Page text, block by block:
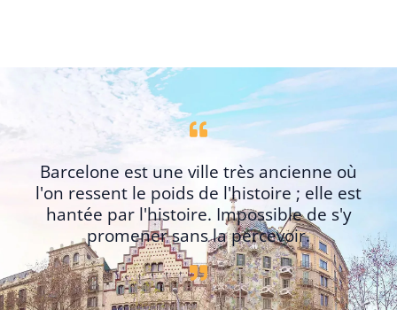
Barcelone est une ville très ancienne où
l'on ressent le poids de l'histoire ; elle est
hantée par l'histoire. Impossible de s'y
promener sans la percevoir.